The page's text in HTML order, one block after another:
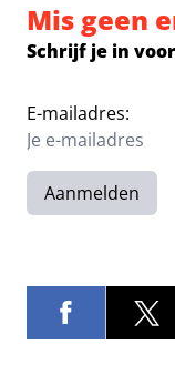
Mis geen
Schrijf je in
E-mailadres:
Aanmelden